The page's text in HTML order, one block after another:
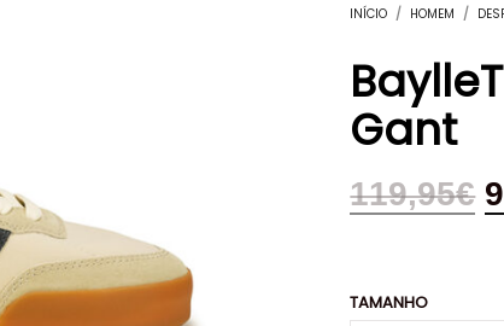
INÍCIO / HOMEM /
Gant
119,95€
TAMANHO